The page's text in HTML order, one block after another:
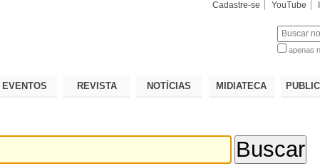
Cadastre-se YouTube
apenas
EVENTOS REVISTA NOTÍCIAS MIDIATECA